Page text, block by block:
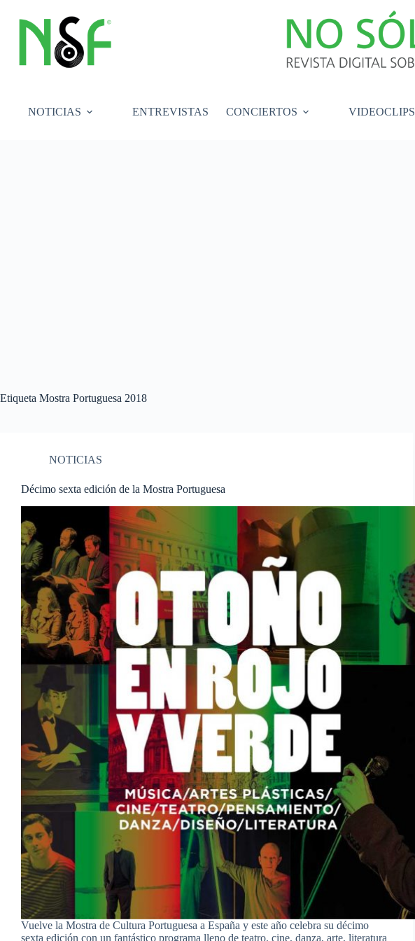
contenido
NOTICIAS ENTREVISTAS CONCIERTOS VIDEOCLIPS
Etiqueta Mostra Portuguesa 2018
NOTICIAS
Décimo sexta edición de la Mostra Portuguesa
Vuelve la Mostra de Cultura Portuguesa a España y este año celebra su décimo
sexta edición con un fantástico programa lleno de teatro, cine, danza, arte, literatura